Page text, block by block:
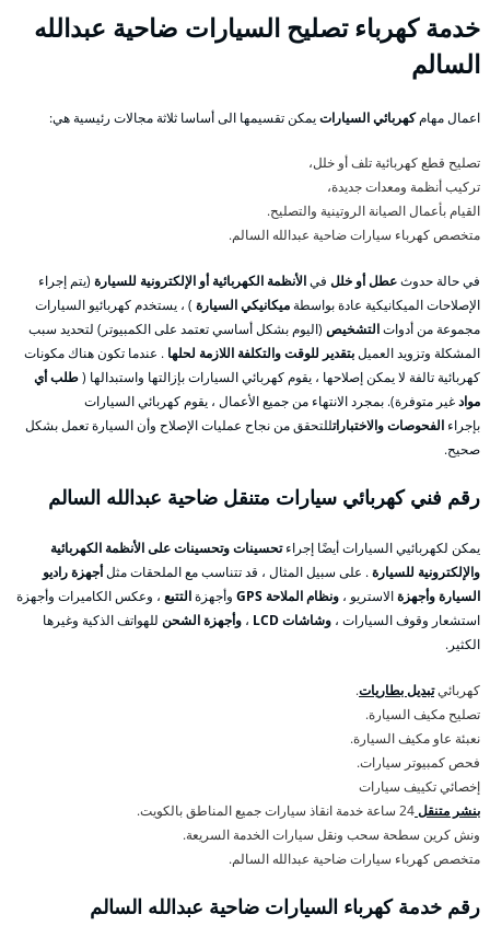
خدمة كهرباء تصليح السيارات ضاحية عبدالله
السالم
اعمال مهامكهربائي السياراتيمكن تقسيمها الى أساسا ثلاثة مجالات رئيسية هي:
تصليح قطع كهربائية تلف أو خلل،
تركيب أنظمة ومعدات جديدة،
القيام بأعمال الصيانة الروتينية والتصليح.
متخصص كهرباء سيارات ضاحية عبدالله السالم.
في حالة حدوثعطل أو خلل فيالأنظمة الكهربائية أو الإلكترونية للسيارة (يتم إجراء
الإصلاحات الميكانيكية عادة بواسطةميكانيكي السيارة ) ، يستخدم كهربائيو السيارات
مجموعة من أدواتالتشخيص (اليوم بشكل أساسي تعتمد على الكمبيوتر) لتحديد سبب
المشكلة وتزويد العميلبتقدير للوقت والتكلفة اللازمة لحلها . عندما تكون هناك مكونات
كهربائية تالفة لا يمكن إصلاحها ، يقوم كهربائي السيارات بإزالتها واستبدالها (طلب أي
موادغير متوفرة). بمجرد الانتهاء من جميع الأعمال ، يقوم كهربائي السيارات
بإجراء الفحوصات والاختباراتللتحقق من نجاح عمليات الإصلاح وأن السيارة تعمل بشكل
صحيح.
رقم فني كهربائي سيارات متنقل ضاحية عبدالله السالم
يمكن لكهربائيي السيارات أيضًا إجراءتحسينات وتحسينات على الأنظمة الكهربائية
والإلكترونية للسيارة. على سبيل المثال ، قد تتناسب مع الملحقات مثلأجهزة راديو
السيارة وأجهزةالاستريو ، ونظام الملاحة GPS وأجهزةالتتبع ، وعكس الكاميرات وأجهزة
استشعار وقوف السيارات ، وشاشات LCD ، وأجهزة الشحن للهواتف الذكية وغيرها
الكثير.
كهربائيتبديل بطاريات.
تصليح مكيف السيارة.
نعبئة عاو مكيف السيارة.
فحص كمبيوتر سيارات.
إخصائي تكييف سيارات
بنشر متنقل24 ساعة خدمة انقاذ سيارات جميع المناطق بالكويت.
ونش كرين سطحة سحب ونقل سيارات الخدمة السريعة.
متخصص كهرباء سيارات ضاحية عبدالله السالم.
رقم خدمة كهرباء السيارات ضاحية عبدالله السالم